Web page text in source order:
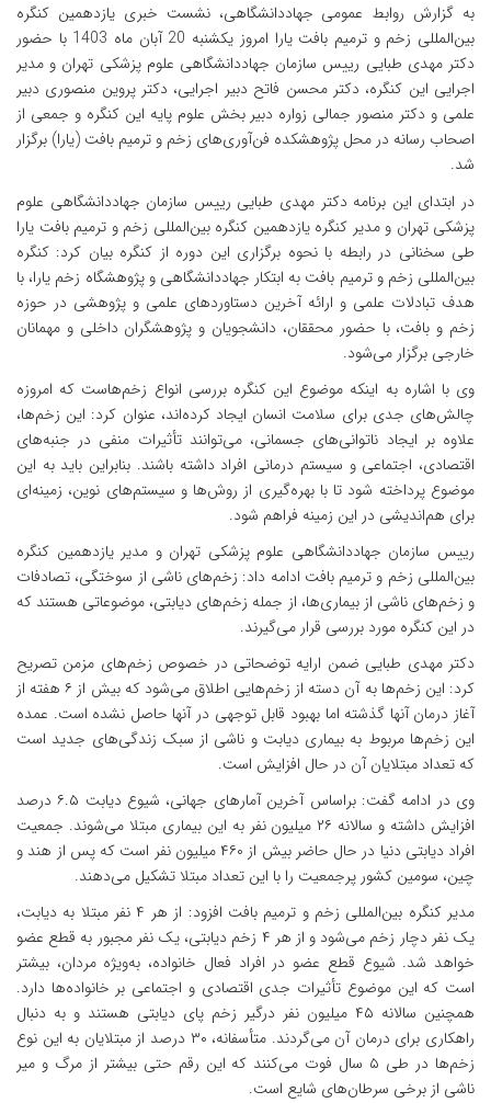
به گزارش روابط عمومی جهاددانشگاهی، نشست خبری یازدهمین کنگره
بین‌المللی زخم و ترمیم بافت یارا امروز یکشنبه 20 آبان ماه 1403 با حضور
دکتر مهدی طبایی رییس سازمان جهاددانشگاهی علوم پزشکی تهران و مدیر
اجرایی این کنگره، دکتر محسن فاتح دبیر اجرایی، دکتر پروین منصوری دبیر
علمی و دکتر منصور جمالی زواره دبیر بخش علوم پایه این کنگره و جمعی از
اصحاب رسانه در محل پژوهشکده فن‌آوری‌های زخم و ترمیم بافت (یارا) برگزار
شد.
در ابتدای این برنامه دکتر مهدی طبایی رییس سازمان جهاددانشگاهی علوم
پزشکی تهران و مدیر کنگره یازدهمین کنگره بین‌المللی زخم و ترمیم بافت یارا
طی سخنانی در رابطه با نحوه برگزاری این دوره از کنگره بیان کرد: کنگره
بین‌المللی زخم و ترمیم بافت به ابتکار جهاددانشگاهی و پژوهشگاه زخم یارا، با
هدف تبادلات علمی و ارائه آخرین دستاوردهای علمی و پژوهشی در حوزه
زخم و بافت، با حضور محققان، دانشجویان و پژوهشگران داخلی و مهمانان
خارجی برگزار می‌شود.
وی با اشاره به اینکه موضوع این کنگره بررسی انواع زخم‌هاست که امروزه
چالش‌های جدی برای سلامت انسان ایجاد کرده‌اند، عنوان کرد: این زخم‌ها،
علاوه بر ایجاد ناتوانی‌های جسمانی، می‌توانند تأثیرات منفی در جنبه‌های
اقتصادی، اجتماعی و سیستم درمانی افراد داشته باشند. بنابراین باید به این
موضوع پرداخته شود تا با بهره‌گیری از روش‌ها و سیستم‌های نوین، زمینه‌ای
برای هم‌اندیشی در این زمینه فراهم شود.
رییس سازمان جهاددانشگاهی علوم پزشکی تهران و مدیر یازدهمین کنگره
بین‌المللی زخم و ترمیم بافت ادامه داد: زخم‌های ناشی از سوختگی، تصادفات
و زخم‌های ناشی از بیماری‌ها، از جمله زخم‌های دیابتی، موضوعاتی هستند که
در این کنگره مورد بررسی قرار می‌گیرند.
دکتر مهدی طبایی ضمن ارایه توضحاتی در خصوص زخم‌های مزمن تصریح
کرد: این زخم‌ها به آن دسته از زخم‌هایی اطلاق می‌شود که بیش از ۶ هفته از
آغاز درمان آنها گذشته اما بهبود قابل توجهی در آنها حاصل نشده است. عمده
این زخم‌ها مربوط به بیماری دیابت و ناشی از سبک زندگی‌های جدید است
که تعداد مبتلایان آن در حال افزایش است.
وی در ادامه گفت: براساس آخرین آمارهای جهانی، شیوع دیابت ۶.۵ درصد
افزایش داشته و سالانه ۲۶ میلیون نفر به این بیماری مبتلا می‌شوند. جمعیت
افراد دیابتی دنیا در حال حاضر بیش از ۴۶۰ میلیون نفر است که پس از هند و
چین، سومین کشور پرجمعیت را با این تعداد مبتلا تشکیل می‌دهند.
مدیر کنگره بین‌المللی زخم و ترمیم بافت افزود: از هر ۴ نفر مبتلا به دیابت،
یک نفر دچار زخم می‌شود و از هر ۴ زخم دیابتی، یک نفر مجبور به قطع عضو
خواهد شد. شیوع قطع عضو در افراد فعال خانواده، به‌ویژه مردان، بیشتر
است که این موضوع تأثیرات جدی اقتصادی و اجتماعی بر خانواده‌ها دارد.
همچنین سالانه ۴۵ میلیون نفر درگیر زخم پای دیابتی هستند و به دنبال
راهکاری برای درمان آن می‌گردند. متأسفانه، ۳۰ درصد از مبتلایان به این نوع
زخم‌ها در طی ۵ سال فوت می‌کنند که این رقم حتی بیشتر از مرگ‌ و میر
ناشی از برخی سرطان‌های شایع است.